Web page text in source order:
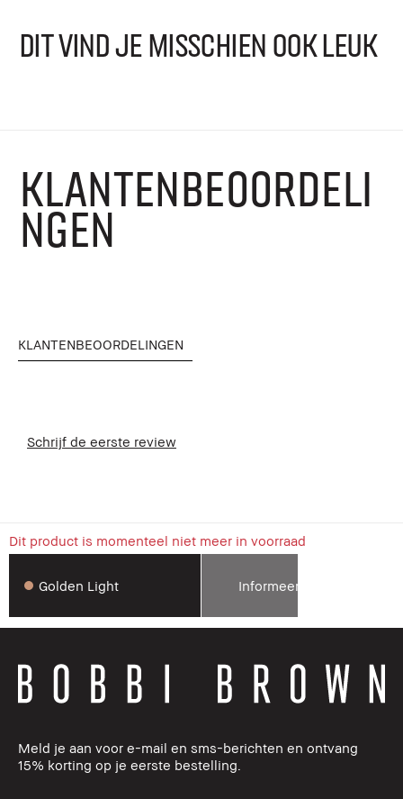
DIT VIND JE MISSCHIEN OOK LEUK
KLANTENBEOORDELI
NGEN
KLANTENBEOORDELINGEN
Schrijf de eerste review
Dit product is momenteel niet meer in voorraad
Golden Light Informeer mij
Meld je aan voor e-mail en sms-berichten en ontvang
15% korting op je eerste bestelling.